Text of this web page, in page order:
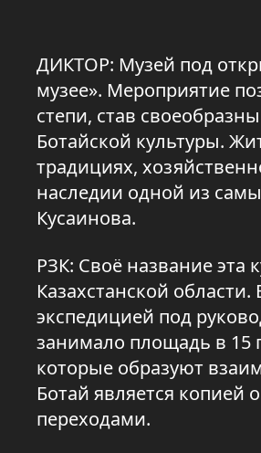
ДИКТОР: Музей под
музее». Мероприятие
степи, став
Ботайской культуры.
традициях,
наследии одной из
Кусаинова.
РЗК: Своё название эта
Казахстанской
экспедицией под
занимало площадь в 15
которые образуют
Ботай является
переходами.